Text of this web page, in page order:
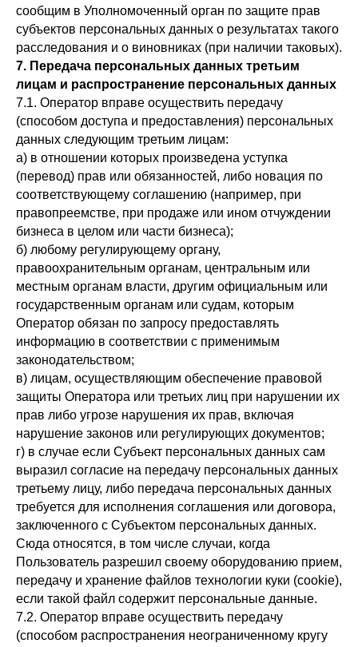
сообщим в Уполномоченный орган по защите прав
субъектов персональных данных о результатах такого
расследования и о виновниках (при наличии таковых).
7. Передача персональных данных третьим
лицам и распространение персональных данных
7.1. Оператор вправе осуществить передачу
(способом доступа и предоставления) персональных
данных следующим третьим лицам:
а) в отношении которых произведена уступка
(перевод) прав или обязанностей, либо новация по
соответствующему соглашению (например, при
правопреемстве, при продаже или ином отчуждении
бизнеса в целом или части бизнеса);
б) любому регулирующему органу,
правоохранительным органам, центральным или
местным органам власти, другим официальным или
государственным органам или судам, которым
Оператор обязан по запросу предоставлять
информацию в соответствии с применимым
законодательством;
в) лицам, осуществляющим обеспечение правовой
защиты Оператора или третьих лиц при нарушении их
прав либо угрозе нарушения их прав, включая
нарушение законов или регулирующих документов;
г) в случае если Субъект персональных данных сам
выразил согласие на передачу персональных данных
третьему лицу, либо передача персональных данных
требуется для исполнения соглашения или договора,
заключенного с Субъектом персональных данных.
Сюда относятся, в том числе случаи, когда
Пользователь разрешил своему оборудованию прием,
передачу и хранение файлов технологии куки (cookie),
если такой файл содержит персональные данные.
7.2. Оператор вправе осуществить передачу
(способом распространения неограниченному кругу